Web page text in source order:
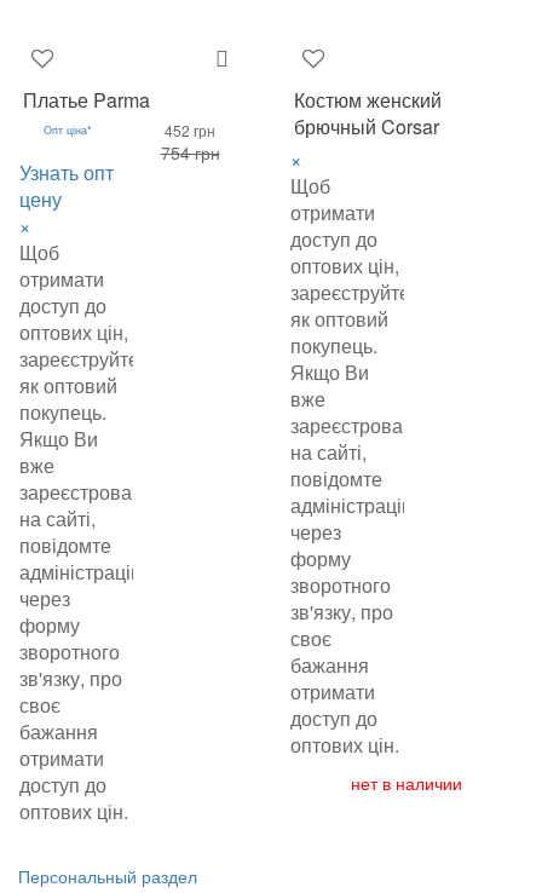
Платье Parma
Опт ціна*
Узнать опт
цену
×
Щоб
отримати
доступ до
оптових цін,
зареєструйтеся
як оптовий
покупець.
Якщо Ви
вже
зареєстровані
на сайті,
повідомте
адміністрацію
через
форму
зворотного
зв'язку, про
своє
бажання
отримати
доступ до
оптових цін.
452 грн
754 грн
Костюм женский
брючный Corsar
×
Щоб
отримати
доступ до
оптових цін,
зареєструйтеся
як оптовий
покупець.
Якщо Ви
вже
зареєстровані
на сайті,
повідомте
адміністрацію
через
форму
зворотного
зв'язку, про
своє
бажання
отримати
доступ до
оптових цін.
нет в наличии
Персональный раздел